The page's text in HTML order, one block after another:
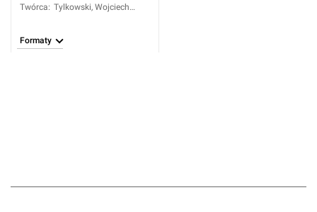
Twórca: Tylkowski, Wojciech
Formaty